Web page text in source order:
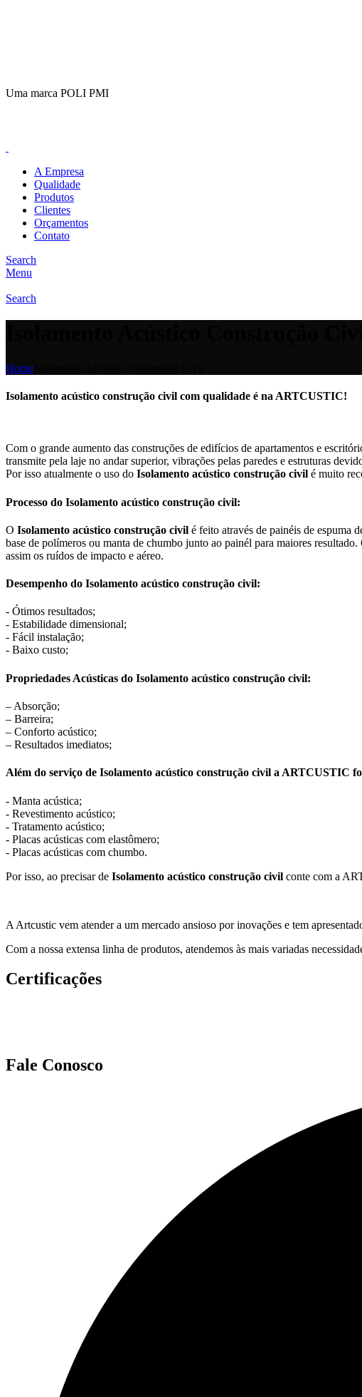
Uma marca POLI PMI
A Empresa
Qualidade
Produtos
Clientes
Orçamentos
Contato
Search
Menu
Search
Home
Isolamento acústico construção civil com qualidade é na ARTCUSTIC!
Com o grande aumento das construções de edifícios de apartamentos e
transmite pela laje no andar superior, vibrações pelas paredes e estruturas
Por isso atualmente o uso do Isolamento acústico construção civil é muito
Processo do Isolamento acústico construção civil:
O Isolamento acústico construção civil é feito através de painéis de espuma
base de polímeros ou manta de chumbo junto ao painél para maiores resultado.
assim os ruídos de impacto e aéreo.
Desempenho do Isolamento acústico construção civil:
- Ótimos resultados;
- Estabilidade dimensional;
- Fácil instalação;
- Baixo custo;
Propriedades Acústicas do Isolamento acústico construção civil:
– Absorção;
– Barreira;
– Conforto acústico;
– Resultados imediatos;
Além do serviço de Isolamento acústico construção civil a ARTCUSTIC
- Manta acústica;
- Revestimento acústico;
- Tratamento acústico;
- Placas acústicas com elastômero;
- Placas acústicas com chumbo.
Por isso, ao precisar de Isolamento acústico construção civil conte com a
A Artcustic vem atender a um mercado ansioso por inovações e tem
Com a nossa extensa linha de produtos, atendemos às mais variadas
Certificações
Fale Conosco